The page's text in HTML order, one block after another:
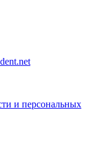
и персональных